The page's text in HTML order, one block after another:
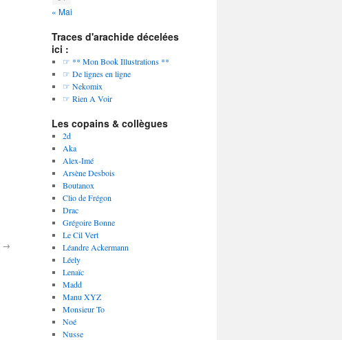
→
« Mai
Traces d'arachide décelées
ici :
☞ ** Mon Book Illustrations **
☞ De lignes en ligne
☞ Nekomix
☞ Rien A Voir
Les copains & collègues
2d
Aka
Alex-Imé
Arsène Desbois
Boutanox
Clio de Frégon
Drac
Grégoire Bonne
Le Cil Vert
Léandre Ackermann
Léely
Lenaïc
Madd
Manu XYZ
Monsieur To
Noé
Nusse